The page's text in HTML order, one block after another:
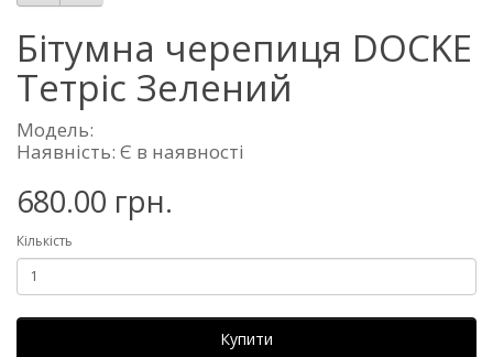
Бітумна черепиця DOCKE
Тетріс Зелений
Модель:
Наявність: Є в наявності
680.00 грн.
Кількість
Купити